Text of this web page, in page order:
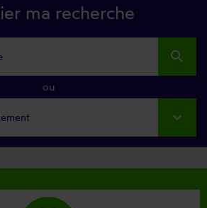
ma recherche
search
ou